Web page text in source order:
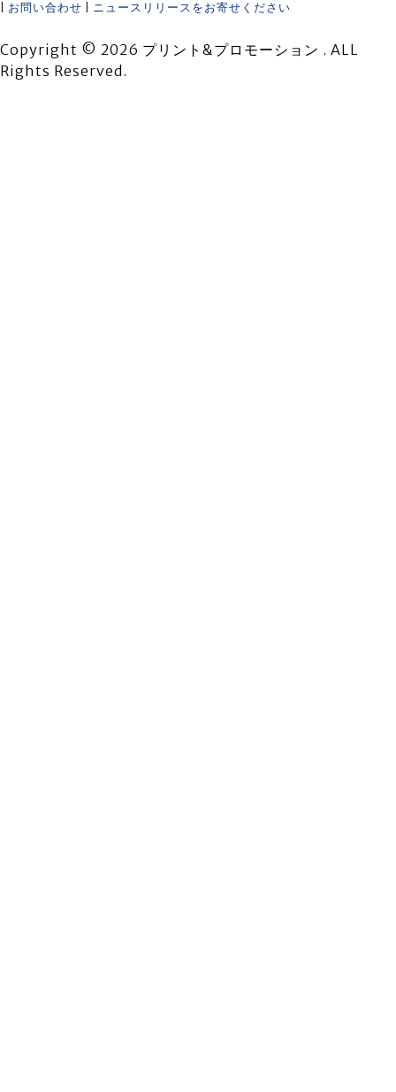
お問い合わせ ニュースリリースをお寄せください
Copyright © 2026 プリント&プロモーション . ALL
Rights Reserved.